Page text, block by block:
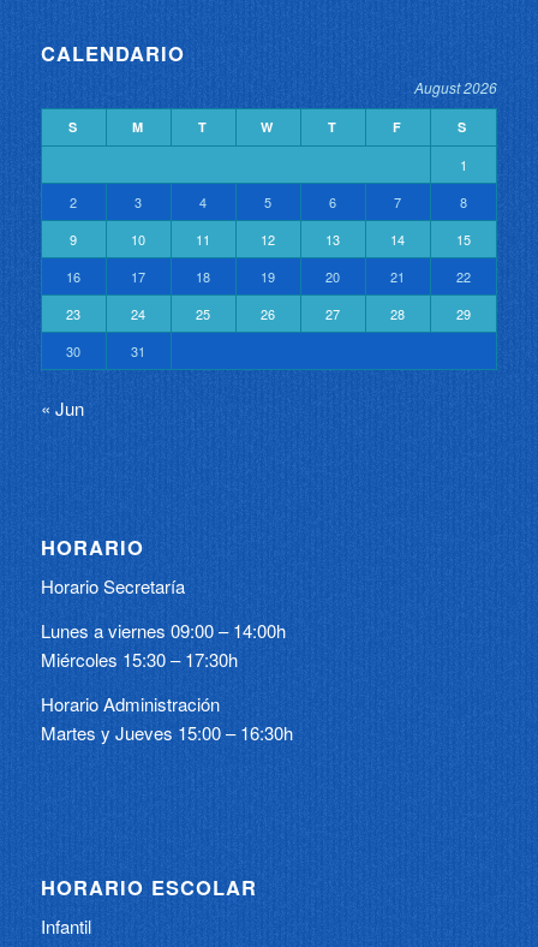
CALENDARIO
August 2026
S M T W T F S
1
2
3 4 5 6 7
8
9
10 11 12 13 14
15
16
17 18 19 20 21
22
23
24 25 26 27 28
29
30
31
« Jun
HORARIO
Horario Secretaría
Lunes a viernes 09:00 – 14:00h
Miércoles 15:30 – 17:30h
Horario Administración
Martes y Jueves 15:00 – 16:30h
HORARIO ESCOLAR
Infantil